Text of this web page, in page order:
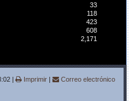
33
118
423
608
2,171
| Imprimir |
Correo electrónico